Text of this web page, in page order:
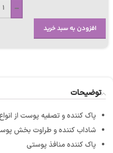
-
افزودن به سبد خرید
توضیحات
پاک کننده و تصفیه پوست از
شاداب کننده و طراوت بخش
پاک کننده منافذ پوستی